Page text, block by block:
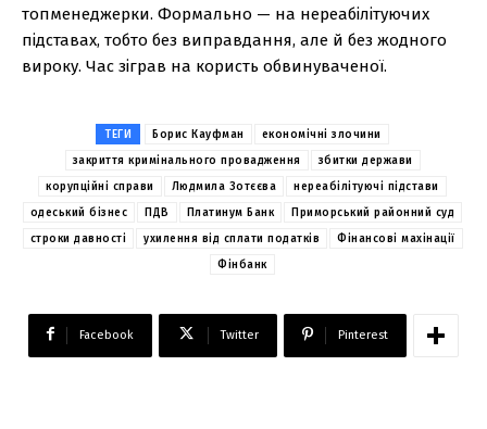
топменеджерки. Формально — на нереабілітуючих
підставах, тобто без виправдання, але й без жодного
вироку. Час зіграв на користь обвинуваченої.
ТЕГИ Борис Кауфман
економічні злочини
закриття кримінального провадження
збитки держави
корупційні справи
Людмила Зотєєва
нереабілітуючі підстави
одеський бізнес
ПДВ Платинум Банк
Приморський районний суд
строки давності
ухилення від сплати податків
Фінансові махінації
Фінбанк
Facebook Twitter Pinterest